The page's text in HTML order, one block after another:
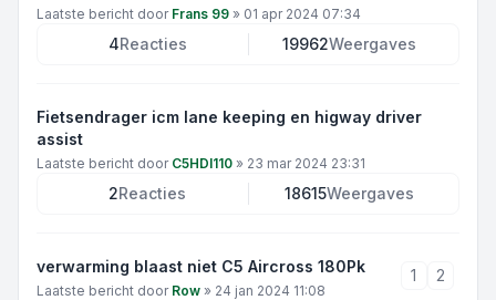
Laatste bericht door Frans 99 » 01 apr 2024 07:34
4Reacties 19962Weergaves
Fietsendrager icm lane keeping en higway driver
assist
Laatste bericht door C5HDI110 » 23 mar 2024 23:31
2Reacties 18615Weergaves
verwarming blaast niet C5 Aircross 180Pk
Laatste bericht door Row » 24 jan 2024 11:08
1 2